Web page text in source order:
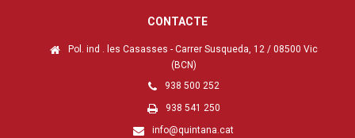
CONTACTE
Pol. ind . les Casasses - Carrer Susqueda, 12 / 08500 Vic
(BCN)
938 500 252
938 541 250
info@quintana.cat